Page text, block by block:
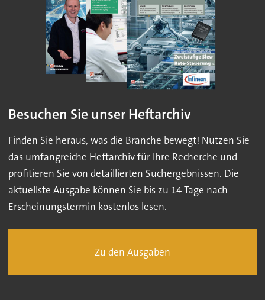
Besuchen Sie unser Heftarchiv
Finden Sie heraus, was die Branche bewegt! Nutzen Sie
das umfangreiche Heftarchiv für Ihre Recherche und
profitieren Sie von detaillierten Suchergebnissen. Die
aktuellste Ausgabe können Sie bis zu 14 Tage nach
Erscheinungstermin kostenlos lesen.
Zu den Ausgaben